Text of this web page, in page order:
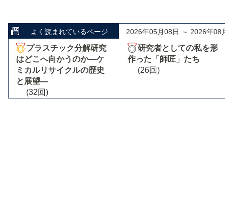
よく読まれているページ 2026年05月08日 ～ 2026年08
プラスチック分解研究
はどこへ向かうのか―ケ
ミカルリサイクルの歴史
と展望―
(32回)
研究者としての私を形
作った「師匠」たち
(26回)